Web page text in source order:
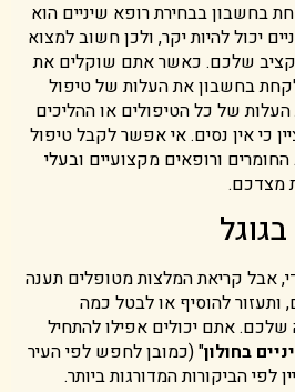
בחשבון בבחירת רופא שיניים הוא
יכול להיות יקר, ולכן חשוב למצוא
שלכם. כאשר אתם שוקלים את
בחשבון את העלות של טיפול
של כל הטיפולים או ההליכים
כי אין נסים. אי אפשר לקבל טיפול
ורופאים מקצועיים ובעלי
מצדכם.
אבל קריאת המלצות מטופלים תענה
להוסיף או לבטל כמה
אתם יכולים אפילו להתחיל
בחולון" (כמובן לחפש לפי העיר
לפי הביקורות המדורגות ביותר.